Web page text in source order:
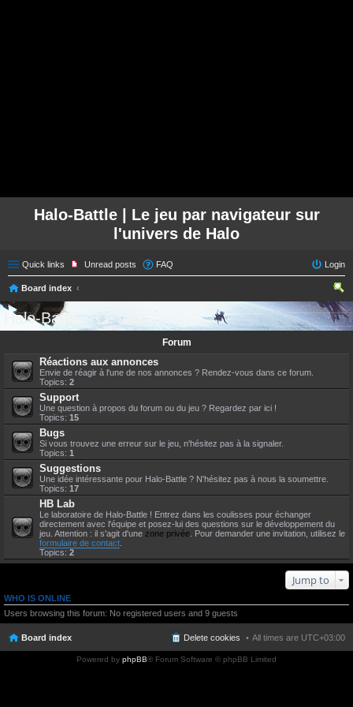
Halo-Battle | Le jeu par navigateur sur
l'univers de Halo
Quick links Unread posts FAQ Login
Board index
ear
ch
Halo-Battle - Le Jeu
Forum
Réactions aux annonces
Envie de réagir à l'une de nos annonces ? Rendez-vous dans ce forum.
Topics: 2
Support
Une question à propos du forum ou du jeu ? Regardez par ici !
Topics: 15
Bugs
Si vous trouvez une erreur sur le jeu, n'hésitez pas à la signaler.
Topics: 1
Suggestions
Une idée intéressante pour Halo-Battle ? N'hésitez pas à nous la soumettre.
Topics: 17
HB Lab
Le laboratoire de Halo-Battle ! Entrez dans les coulisses pour échanger
directement avec l'équipe et posez-lui des questions sur le développement du
jeu. Attention : il s'agit d'une zone privée . Pour demander une invitation, utilisez le
formulaire de contact
Topics: 2
Jump to
WHO IS ONLINE
Users browsing this forum: No registered users and 9 guests
Board index All times are UTC+03:00
Delete cookies
Powered by phpBB® Forum Software © phpBB Limited